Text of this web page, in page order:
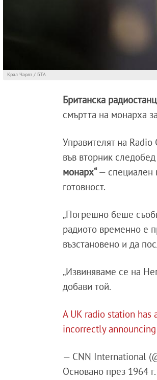
Крал Чарлз / БТА
Британска
смъртта на монарха
Управителят на
във вторник следобед
монарх“— специален
готовност.
„Погрешно беше
радиото временно е
възстановено и да
„Извиняваме се на
добави той.
A UK radio station
incorrectly
— CNN International
Основано през 1964